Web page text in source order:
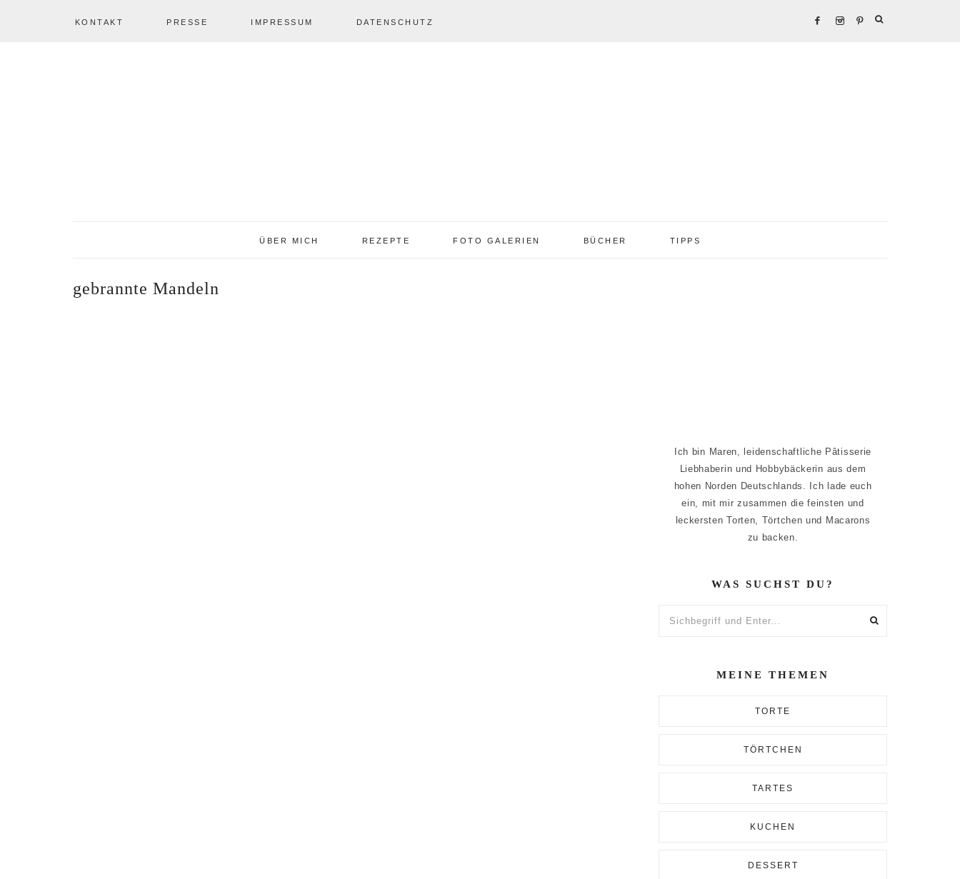
KONTAKT PRESSE IMPRESSUM DATENSCHUTZ
ÜBER MICH REZEPTE FOTO GALERIEN BÜCHER TIPPS
gebrannte Mandeln
Ich bin Maren, leidenschaftliche Pâtisserie
Liebhaberin und Hobbybäckerin aus dem
hohen Norden Deutschlands. Ich lade euch
ein, mit mir zusammen die feinsten und
leckersten Torten, Törtchen und Macarons
zu backen.
WAS SUCHST DU?
MEINE THEMEN
TORTE
TÖRTCHEN
TARTES
KUCHEN
DESSERT